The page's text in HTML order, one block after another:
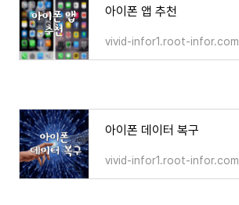
아이폰 앱 추천
vivid-infor1.root-infor.com
아이폰 데이터 복구
vivid-infor1.root-infor.com